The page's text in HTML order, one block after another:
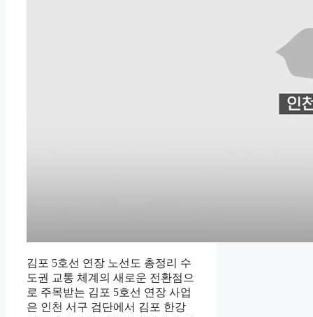
김포 5호선 연장 노선도 총정리 수
도권 교통 체계의 새로운 전환점으
로 주목받는 김포 5호선 연장 사업
은 인천 서구 검단에서 김포 한강